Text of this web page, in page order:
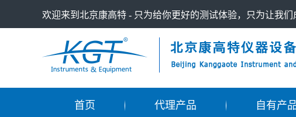
欢迎来到北京康高特 - 只为给你更好的测试体验，只为让我们
首页 代理产品 自有产